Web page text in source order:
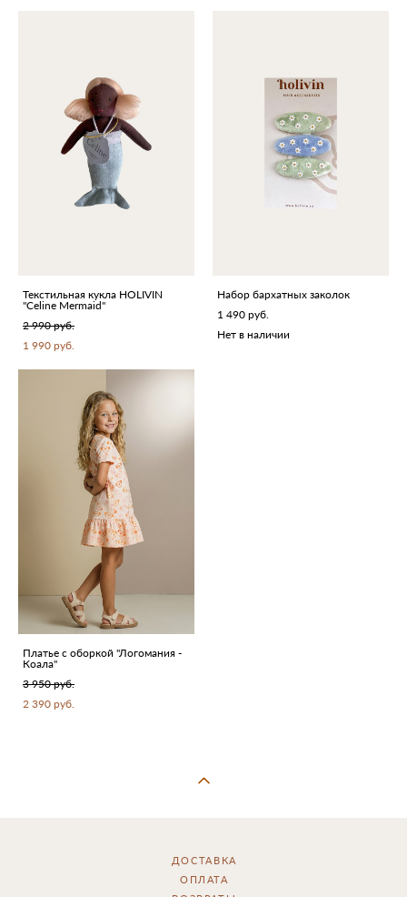
Текстильная кукла HOLIVIN
"Celine Mermaid"
2 990 pуб.
1 990 pуб.
Набор бархатных заколок
1 490 pуб.
Нет в наличии
Платье с оборкой "Логомания -
Коала"
3 950 pуб.
2 390 pуб.
ДОСТАВКА
ОПЛАТА